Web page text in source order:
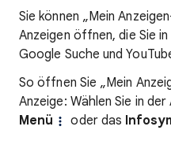
Sie können „Mein
Anzeigen öffnen, die Sie
Google Suche und
So öffnen Sie „Mein
Anzeige: Wählen Sie in der
Menü
oder das